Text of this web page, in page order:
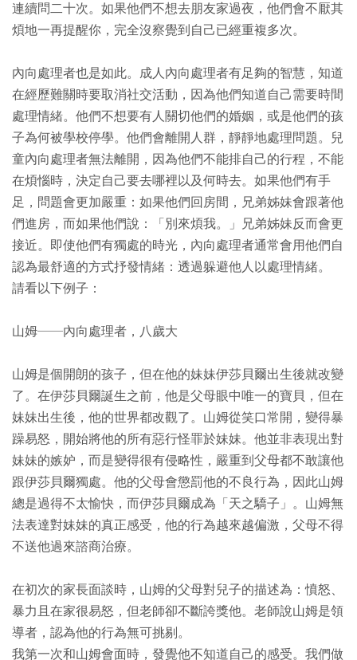
連續問二十次。如果他們不想去朋友家過夜，他們會不厭其
煩地一再提醒你，完全沒察覺到自己已經重複多次。
內向處理者也是如此。成人內向處理者有足夠的智慧，知道
在經歷難關時要取消社交活動，因為他們知道自己需要時間
處理情緒。他們不想要有人關切他們的婚姻，或是他們的孩
子為何被學校停學。他們會離開人群，靜靜地處理問題。兒
童內向處理者無法離開，因為他們不能排自己的行程，不能
在煩惱時，決定自己要去哪裡以及何時去。如果他們有手
足，問題會更加嚴重：如果他們回房間，兄弟姊妹會跟著他
們進房，而如果他們說：「別來煩我。」兄弟姊妹反而會更
接近。即使他們有獨處的時光，內向處理者通常會用他們自
認為最舒適的方式抒發情緒：透過躲避他人以處理情緒。
請看以下例子：
山姆──內向處理者，八歲大
山姆是個開朗的孩子，但在他的妹妹伊莎貝爾出生後就改變
了。在伊莎貝爾誕生之前，他是父母眼中唯一的寶貝，但在
妹妹出生後，他的世界都改觀了。山姆從笑口常開，變得暴
躁易怒，開始將他的所有惡行怪罪於妹妹。他並非表現出對
妹妹的嫉妒，而是變得很有侵略性，嚴重到父母都不敢讓他
跟伊莎貝爾獨處。他的父母會懲罰他的不良行為，因此山姆
總是過得不太愉快，而伊莎貝爾成為「天之驕子」。山姆無
法表達對妹妹的真正感受，他的行為越來越偏激，父母不得
不送他過來諮商治療。
在初次的家長面談時，山姆的父母對兒子的描述為：憤怒、
暴力且在家很易怒，但老師卻不斷誇獎他。老師說山姆是領
導者，認為他的行為無可挑剔。
我第一次和山姆會面時，發覺他不知道自己的感受。我們做